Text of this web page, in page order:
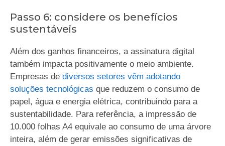
Passo 6: considere os benefícios
sustentáveis
Além dos ganhos financeiros, a assinatura digital
também impacta positivamente o meio ambiente.
Empresas de diversos setores vêm adotando
soluções tecnológicas que reduzem o consumo de
papel, água e energia elétrica, contribuindo para a
sustentabilidade. Para referência, a impressão de
10.000 folhas A4 equivale ao consumo de uma árvore
inteira, além de gerar emissões significativas de